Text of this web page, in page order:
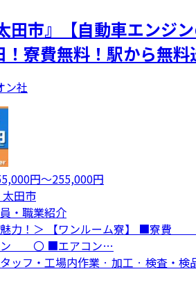
田市』【自動車エンジ
寮費無料！駅から無料
ン社
円〜255,000円
田市
・職業紹介
魅力！＞ 【ワンルーム
ン 〇 ■エアコン…
ッフ・工場内作業 · 加工 · 検査・検